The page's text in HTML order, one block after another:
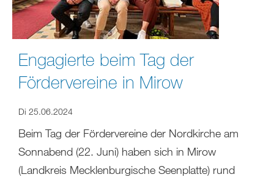
Engagierte beim Tag der
Fördervereine in Mirow
Di 25.06.2024
Beim Tag der Fördervereine der Nordkirche am
Sonnabend (22. Juni) haben sich in Mirow
(Landkreis Mecklenburgische Seenplatte) rund